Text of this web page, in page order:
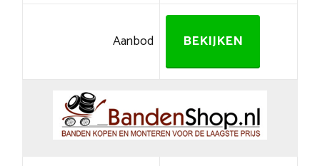
Aanbod BEKIJKEN